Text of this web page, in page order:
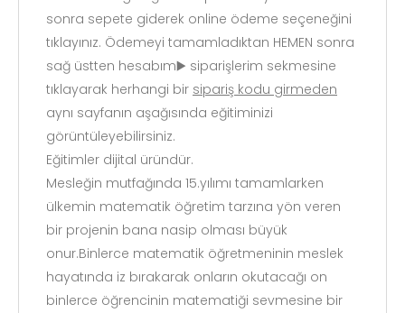
sonra sepete giderek online ödeme seçeneğini
tıklayınız. Ödemeyi tamamladıktan HEMEN sonra
sağ üstten hesabım▶️ siparişlerim sekmesine
tıklayarak herhangi bir sipariş kodu girmeden
aynı sayfanın aşağısında eğitiminizi
görüntüleyebilirsiniz.
Eğitimler dijital üründür.
Mesleğin mutfağında 15.yılımı tamamlarken
ülkemin matematik öğretim tarzına yön veren
bir projenin bana nasip olması büyük
onur.Binlerce matematik öğretmeninin meslek
hayatında iz bırakarak onların okutacağı on
binlerce öğrencinin matematiği sevmesine bir